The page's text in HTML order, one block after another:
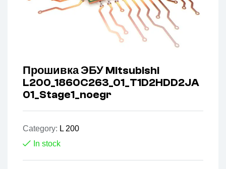
Прошивка ЭБУ Mitsubishi
L200_1860C263_01_T1D2HDD2JA
01_Stage1_noegr
Category: L 200
In stock